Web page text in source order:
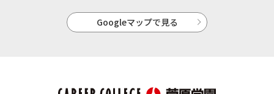
Googleマップで見る